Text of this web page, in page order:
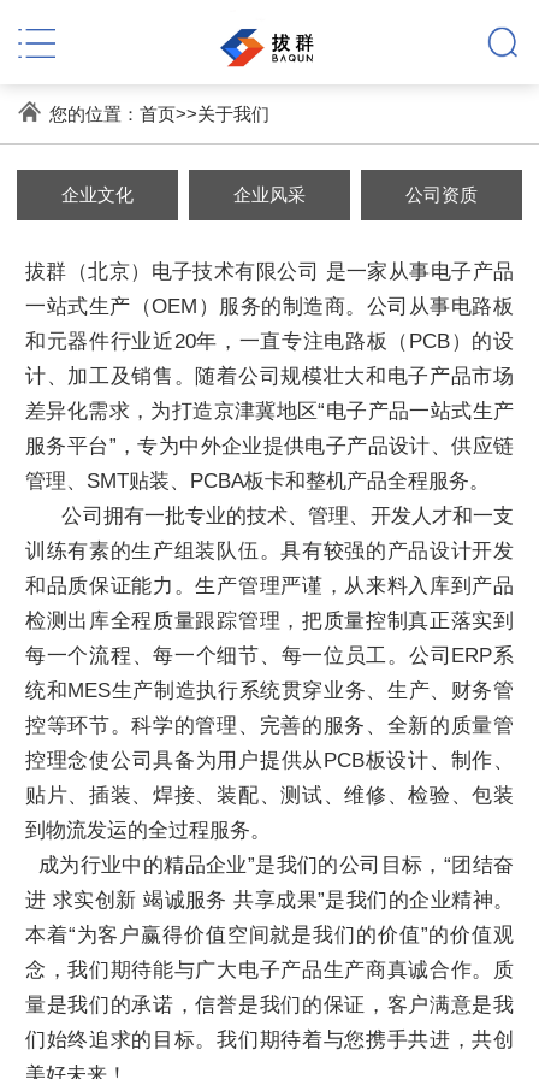
您的位置： 首页>>关于我们
企业文化 企业风采 公司资质
拔群（北京）电子技术有限公司 是一家从事电子产品
一站式生产（OEM）服务的制造商。公司从事电路板
和元器件行业近20年，一直专注电路板（PCB）的设
计、加工及销售。随着公司规模壮大和电子产品市场
差异化需求，为打造京津冀地区“电子产品一站式生产
服务平台”，专为中外企业提供电子产品设计、供应链
管理、SMT贴装、PCBA板卡和整机产品全程服务。
公司拥有一批专业的技术、管理、开发人才和一支
训练有素的生产组装队伍。具有较强的产品设计开发
和品质保证能力。生产管理严谨，从来料入库到产品
检测出库全程质量跟踪管理，把质量控制真正落实到
每一个流程、每一个细节、每一位员工。公司ERP系
统和MES生产制造执行系统贯穿业务、生产、财务管
控等环节。科学的管理、完善的服务、全新的质量管
控理念使公司具备为用户提供从PCB板设计、制作、
贴片、插装、焊接、装配、测试、维修、检验、包装
到物流发运的全过程服务。
成为行业中的精品企业”是我们的公司目标，“团结奋
进 求实创新 竭诚服务 共享成果”是我们的企业精神。
本着“为客户赢得价值空间就是我们的价值”的价值观
念，我们期待能与广大电子产品生产商真诚合作。质
量是我们的承诺，信誉是我们的保证，客户满意是我
们始终追求的目标。我们期待着与您携手共进，共创